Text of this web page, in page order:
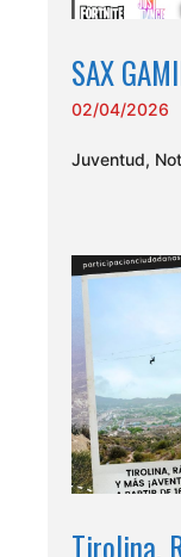
SAX
02/04/2026
Juventud,
Tirolina,